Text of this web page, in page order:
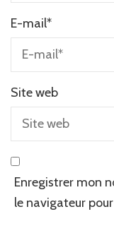
E-mail*
Site web
Enregistrer mon
le navigateur